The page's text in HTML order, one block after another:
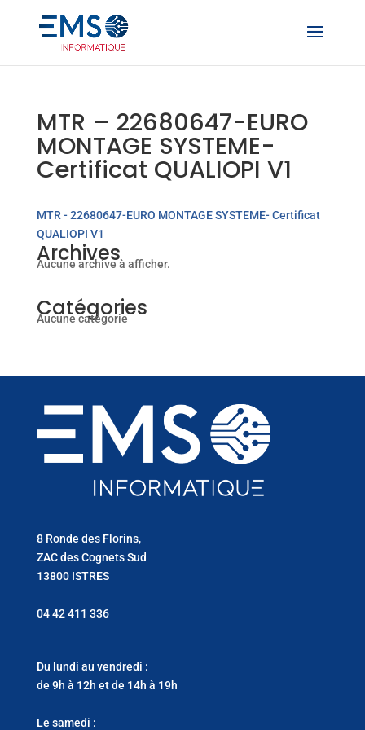
MTR – 22680647-EURO
MONTAGE SYSTEME-
Certificat QUALIOPI V1
MTR - 22680647-EURO MONTAGE SYSTEME- Certificat
QUALIOPI V1
Archives
Aucune archive à afficher.
Catégories
Aucune catégorie
8 Ronde des Florins,
ZAC des Cognets Sud
13800 ISTRES
04 42 411 336
Du lundi au vendredi :
de 9h à 12h et de 14h à 19h
Le samedi :